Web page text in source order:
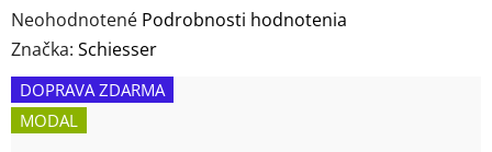
Priemerné
hodnotenie
produktu
je
0,0
Neohodnotené Podrobnosti hodnotenia
Značka: Schiesser
DOPRAVA ZDARMA
MODAL